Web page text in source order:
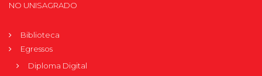
NO UNISAGRADO
Biblioteca
Egressos
Diploma Digital